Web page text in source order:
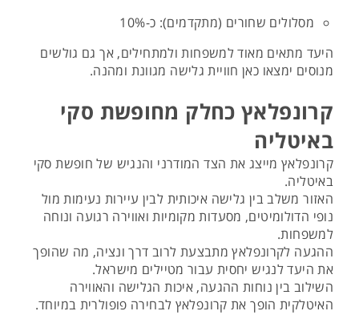
מסלולים שחורים (מתקדמים): כ-10%
היעד מתאים מאוד למשפחות ולמתחילים, אך גם גולשים
מנוסים ימצאו כאן חוויית גלישה מגוונת ומהנה.
קרונפלאץ כחלק מחופשת סקי
באיטליה
קרונפלאץ מייצג את הצד המודרני והנגיש של חופשת סקי
באיטליה.
האזור משלב בין גלישה איכותית לבין עיירות נעימות מול
נופי הדולומיטים, מסעדות מקומיות ואווירה רגועה ונוחה
למשפחות.
ההגעה לקרונפלאץ מתבצעת לרוב דרך ונציה, מה שהופך
את היעד לנגיש יחסית עבור מטיילים מישראל.
השילוב בין נוחות ההגעה, איכות הגלישה והאווירה
האיטלקית הופך את קרונפלאץ לבחירה פופולרית במיוחד.